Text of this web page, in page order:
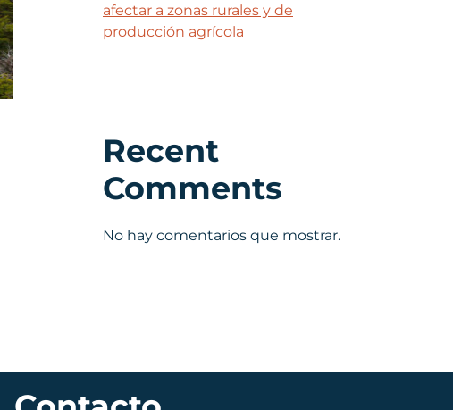
afectar a zonas rurales y de
producción agrícola
Recent
Comments
No hay comentarios que mostrar.